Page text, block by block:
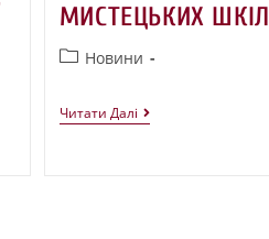
МИСТЕЦЬКИХ ШКІЛ
Новини
Читати Далі